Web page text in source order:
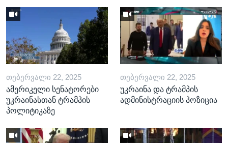
ᲗᲔᲑᲔᲠᲕᲐᲚᲘ 22, 2025
ამერიკელი სენატორები
უკრაინასთან ტრამპის
პოლიტიკაზე
ᲗᲔᲑᲔᲠᲕᲐᲚᲘ 22, 2025
უკრაინა და ტრამპის
ადმინისტრაციის პოზიცია